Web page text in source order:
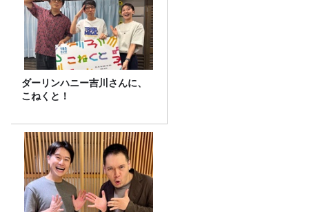
ダーリンハニー吉川さんに、
こねくと！